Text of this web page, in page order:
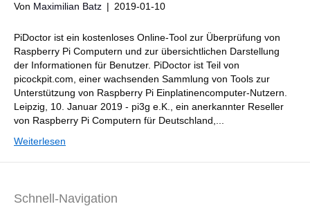
Von Maximilian Batz | 2019-01-10
PiDoctor ist ein kostenloses Online-Tool zur Überprüfung von
Raspberry Pi Computern und zur übersichtlichen Darstellung
der Informationen für Benutzer. PiDoctor ist Teil von
picockpit.com, einer wachsenden Sammlung von Tools zur
Unterstützung von Raspberry Pi Einplatinencomputer-Nutzern.
Leipzig, 10. Januar 2019 - pi3g e.K., ein anerkannter Reseller
von Raspberry Pi Computern für Deutschland,...
Weiterlesen
Schnell-Navigation